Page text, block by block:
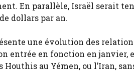
En parallèle, Israël serait
dollars par an.
une évolution des
entrée en fonction en janvier,
Houthis au Yémen, ou l’Iran,